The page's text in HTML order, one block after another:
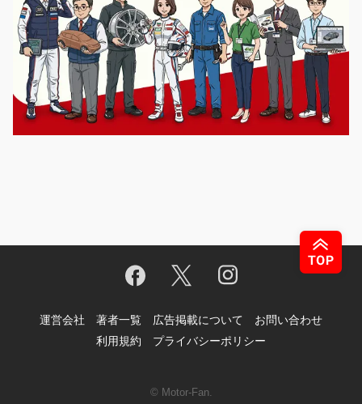
運営会社 著者一覧 広告掲載について
お問い合わせ
利用規約
プライバシーポリシー
© Motor-Fan.